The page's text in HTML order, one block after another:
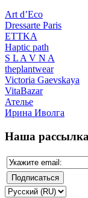
Art d’Eco
Dressarte Paris
ETTKA
Haptic path
S L A V N A
theplantwear
Victoria Gaevskaya
VitaBazar
Ателье
Ирина Иволга
Наша рассылка